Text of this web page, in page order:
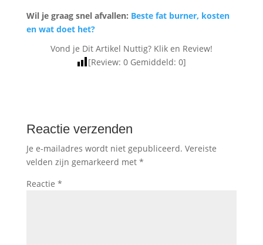
Wil je graag snel afvallen: Beste fat burner, kosten
en wat doet het?
Vond je Dit Artikel Nuttig? Klik en Review!
[Review:0 Gemiddeld:0]
Reactie verzenden
Je e-mailadres wordt niet gepubliceerd. Vereiste
velden zijn gemarkeerd met *
Reactie *